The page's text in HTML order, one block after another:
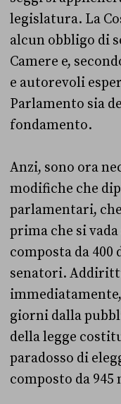
legislatura. La
alcun obbligo di
Camere e,
e autorevoli
Parlamento sia
fondamento.
Anzi, sono ora
modifiche che
parlamentari,
prima che si
composta da 400
senatori.
giorni dalla
della legge
paradosso di
composto da